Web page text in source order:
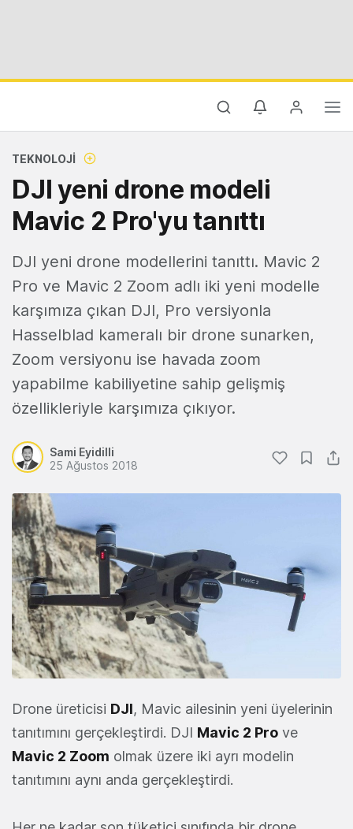
TEKNOLOJI
DJI yeni drone modeli
Mavic 2 Pro'yu tanıttı
DJI yeni drone modellerini tanıttı. Mavic 2
Pro ve Mavic 2 Zoom adlı iki yeni modelle
karşımıza çıkan DJI, Pro versiyonla
Hasselblad kameralı bir drone sunarken,
Zoom versiyonu ise havada zoom
yapabilme kabiliyetine sahip gelişmiş
özellikleriyle karşımıza çıkıyor.
Sami Eyidilli
25 Ağustos 2018
Drone üreticisi DJI, Mavic ailesinin yeni üyelerinin
tanıtımını gerçekleştirdi. DJI Mavic 2 Pro ve
Mavic 2 Zoom olmak üzere iki ayrı modelin
tanıtımını aynı anda gerçekleştirdi.